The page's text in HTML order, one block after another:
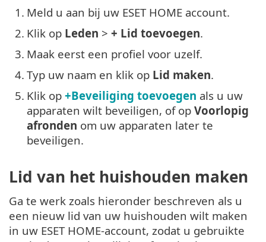
1. Meld u aan bij uw ESET HOME account.
2. Klik op Leden > + Lid toevoegen.
3. Maak eerst een profiel voor uzelf.
4. Typ uw naam en klik op Lid maken.
5. Klik op +Beveiliging toevoegen als u uw
apparaten wilt beveiligen, of op Voorlopig
afronden om uw apparaten later te
beveiligen.
Lid van het huishouden maken
Ga te werk zoals hieronder beschreven als u
een nieuw lid van uw huishouden wilt maken
in uw ESET HOME-account, zodat u gebruikte